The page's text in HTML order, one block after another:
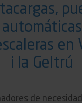
automáticas
en
i la Geltrú
de